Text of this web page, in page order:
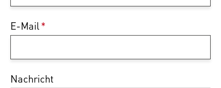
E-Mail*
Nachricht